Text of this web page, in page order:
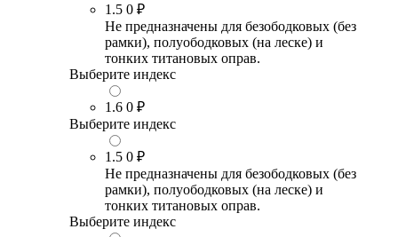
1.5 0 ₽
Не предназначены для безободковых (без
рамки), полуободковых (на леске) и
тонких титановых оправ.
Выберите индекс
1.6 0 ₽
Выберите индекс
1.5 0 ₽
Не предназначены для безободковых (без
рамки), полуободковых (на леске) и
тонких титановых оправ.
Выберите индекс